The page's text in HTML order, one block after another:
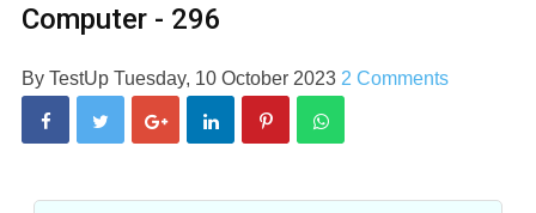
Computer - 296
By TestUp Tuesday, 10 October 2023 2 Comments